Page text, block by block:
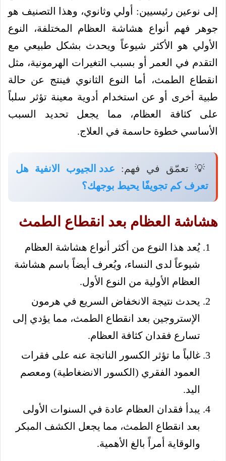
إلى نوعين رئيسيين: أولي وثانوي، وهذا التصنيف هو
جوهر فهم أنواع هشاشة العظام المختلفة، النوع
الأولي هو الأكثر شيوعاً ويحدث بشكل طبيعي مع
التقدم في العمر أو بسبب التغيرات الهرمونية، مثل
انقطاع الطمث، أما النوع الثانوي فينتج عن حالة
طبية أخرى أو عن استخدام أدوية معينة تؤثر سلباً
على كثافة العظام، مما يجعل تحديد السبب
الأساسي خطوة حاسمة في العلاج.
💡 تعمّق في فهم: عدد الجيوب الانفية هل
تعرف كم تجويفًا يحيط بوجهك؟
هشاشة العظام بعد انقطاع الطمث
يُعد هذا النوع من أكثر أنواع هشاشة العظام
شيوعاً لدى النساء، ويُعرف أيضاً باسم هشاشة
العظام الأولية من النوع الأول.
يحدث نتيجة الانخفاض السريع في هرمون
الإستروجين بعد انقطاع الطمث، مما يؤدي إلى
تسارع فقدان كثافة العظام.
غالباً ما تؤثر الكسور الناتجة عنه على فقرات
العمود الفقري (الكسور الانضغاطية) ومعصم
اليد.
يبدأ فقدان العظام عادة في السنوات الأولى
بعد انقطاع الطمث، مما يجعل الكشف المبكر
والوقاية أمراً بالغ الأهمية.